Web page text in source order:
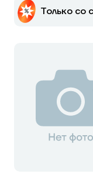
Только со